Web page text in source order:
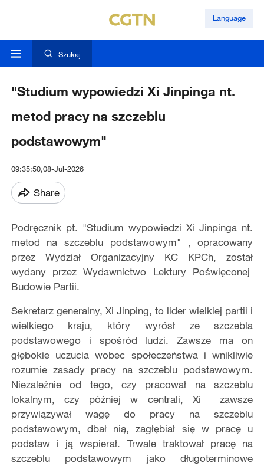
Language
Szukaj
"Studium wypowiedzi Xi Jinpinga nt.
metod pracy na szczeblu
podstawowym"
09:35:50,08-Jul-2026
Share
Podręcznik pt. "Studium wypowiedzi Xi Jinpinga nt.
metod na szczeblu podstawowym" , opracowany
przez Wydział Organizacyjny KC KPCh, został
wydany przez Wydawnictwo Lektury Poświęconej
Budowie Partii.
Sekretarz generalny, Xi Jinping, to lider wielkiej partii i
wielkiego kraju, który wyrósł ze szczebla
podstawowego i spośród ludzi. Zawsze ma on
głębokie uczucia wobec społeczeństwa i wnikliwie
rozumie zasady pracy na szczeblu podstawowym.
Niezależnie od tego, czy pracował na szczeblu
lokalnym, czy później w centrali, Xi zawsze
przywiązywał wagę do pracy na szczeblu
podstawowym, dbał nią, zagłębiał się w pracę u
podstaw i ją wspierał. Trwale traktował pracę na
szczeblu podstawowym jako długoterminowe